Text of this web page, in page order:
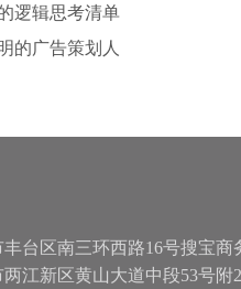
逻辑思考清单
的广告策划人
台区南三环西路16号搜宝商
江新区黄山大道中段53号附